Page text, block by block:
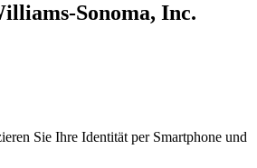
Sonoma, Inc.
Sie Ihre Identität per Smartphone und